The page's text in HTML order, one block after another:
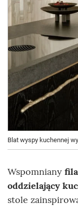
Blat wyspy kuchennej
Wspomniany
oddzielający
stole